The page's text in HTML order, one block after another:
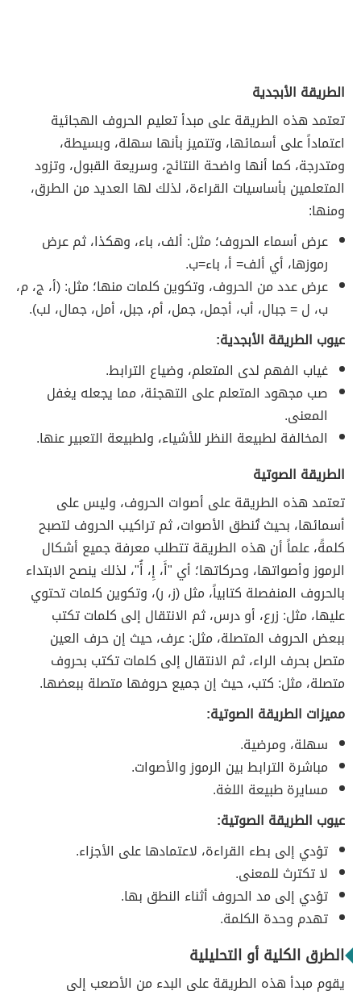
الطريقة الأبجدية
تعتمد هذه الطريقة على مبدأ تعليم الحروف الهجائية
اعتماداً على أسمائها، وتتميز بأنها سهلة، وبسيطة،
ومتدرجة، كما أنها واضحة النتائج، وسريعة القبول، وتزود
المتعلمين بأساسيات القراءة، لذلك لها العديد من الطرق،
ومنها:
عرض أسماء الحروف؛ مثل: ألف، باء، وهكذا، ثم عرض
رموزها، أي ألف= أ، باء=ب.
عرض عدد من الحروف، وتكوين كلمات منها؛ مثل: (أ، ج، م،
ب، ل = جبال، أب، أجمل، جمل، أم، جبل، أمل، جمال، لب).
عيوب الطريقة الأبجدية:
غياب الفهم لدى المتعلم، وضياع الترابط.
صب مجهود المتعلم على التهجئة، مما يجعله يغفل
المعنى.
المخالفة لطبيعة النظر للأشياء، ولطبيعة التعبير عنها.
الطريقة الصوتية
تعتمد هذه الطريقة على أصوات الحروف، وليس على
أسمائها، بحيث تُنطق الأصوات، ثم تراكيب الحروف لتصبح
كلمةً، علماً أن هذه الطريقة تتطلب معرفة جميع أشكال
الرموز وأصواتها، وحركاتها؛ أي "أَ، إِ، أُ"، لذلك ينصح الابتداء
بالحروف المنفصلة كتابياً، مثل (ز، ر)، وتكوين كلمات تحتوي
عليها، مثل: زرع، أو درس، ثم الانتقال إلى كلمات تكتب
ببعض الحروف المتصلة، مثل: عرف، حيث إن حرف العين
متصل بحرف الراء، ثم الانتقال إلى كلمات تكتب بحروف
متصلة، مثل: كتب، حيث إن جميع حروفها متصلة ببعضها.
مميزات الطريقة الصوتية:
سهلة، ومرضية.
مباشرة الترابط بين الرموز والأصوات.
مسايرة طبيعة اللغة.
عيوب الطريقة الصوتية:
تؤدي إلى بطء القراءة، لاعتمادها على الأجزاء.
لا تكترث للمعنى.
تؤدي إلى مد الحروف أثناء النطق بها.
تهدم وحدة الكلمة.
الطرق الكلية أو التحليلية
يقوم مبدأ هذه الطريقة على البدء من الأصعب إلى